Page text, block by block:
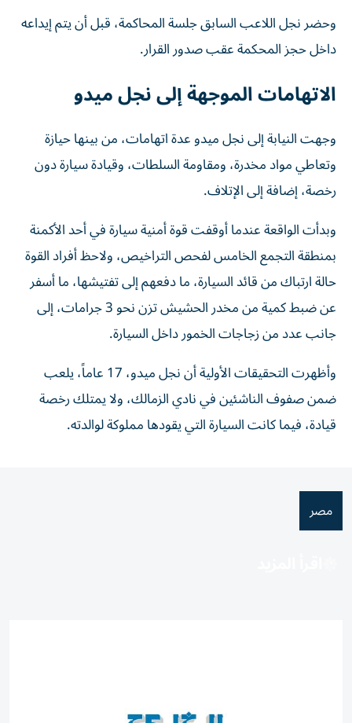
وحضر نجل اللاعب السابق جلسة المحاكمة، قبل أن يتم إيداعه
داخل حجز المحكمة عقب صدور القرار.
الاتهامات الموجهة إلى نجل ميدو
وجهت النيابة إلى نجل ميدو عدة اتهامات، من بينها حيازة
وتعاطي مواد مخدرة، ومقاومة السلطات، وقيادة سيارة دون
رخصة، إضافة إلى الإتلاف.
وبدأت الواقعة عندما أوقفت قوة أمنية سيارة في أحد الأكمنة
بمنطقة التجمع الخامس لفحص التراخيص، ولاحظ أفراد القوة
حالة ارتباك من قائد السيارة، ما دفعهم إلى تفتيشها، ما أسفر
عن ضبط كمية من مخدر الحشيش تزن نحو 3 جرامات، إلى
جانب عدد من زجاجات الخمور داخل السيارة.
وأظهرت التحقيقات الأولية أن نجل ميدو، 17 عاماً، يلعب
ضمن صفوف الناشئين في نادي الزمالك، ولا يمتلك رخصة
قيادة، فيما كانت السيارة التي يقودها مملوكة لوالدته.
مصر